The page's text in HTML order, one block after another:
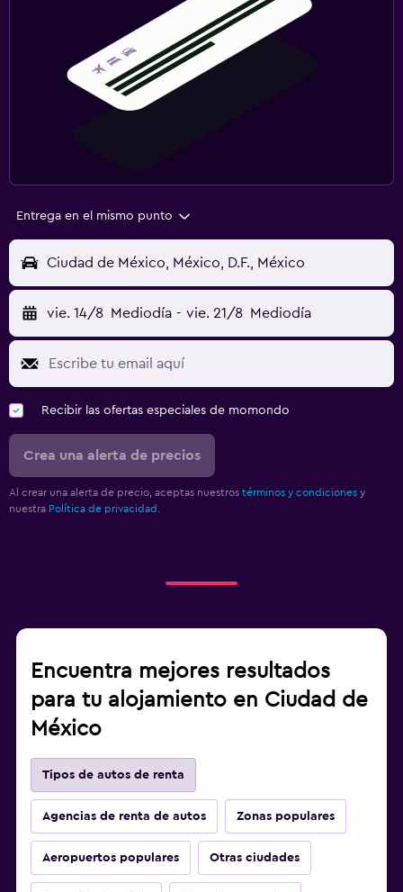
Entrega en el mismo punto
Ciudad de México, México, D.F., México
vie. 14/8 Mediodía - vie. 21/8 Mediodía
Recibir las ofertas especiales de momondo
Crea una alerta de precios
Al crear una alerta de precio, aceptas nuestros términos y condiciones y
nuestra Política de privacidad.
Encuentra mejores resultados
para tu alojamiento en Ciudad de
México
Tipos de autos de renta
Agencias de renta de autos Zonas populares
Aeropuertos populares Otras ciudades